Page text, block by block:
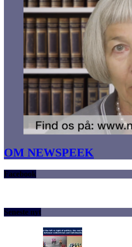
OM NEWSPEEK
Facebook
Seneste nyt